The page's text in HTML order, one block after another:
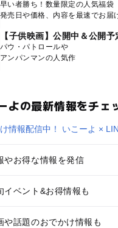
早い者勝ち！数量限定の人気福袋
発売日や価格、内容を最速でお届
【子供映画】公開中＆公開予
パウ・パトロールや
アンパンマンの人気作
よの最新情報をチェ
やお得な情報を発信
イベント&お得情報も
や話題のおでかけ情報も